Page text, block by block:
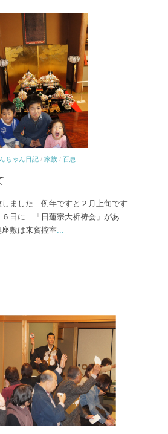
ちゃん日記 / 家族 / 百恵
ました 例年ですと２月上旬です
日に 「日蓮宗大祈祷会」があ
敷は来賓控室...